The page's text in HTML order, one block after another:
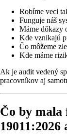
Robíme veci
Funguje náš
Máme dôkazy
Kde vznikajú
Čo môžeme
Kde máme
Ak je audit vedený
pracovníkov aj
Čo by